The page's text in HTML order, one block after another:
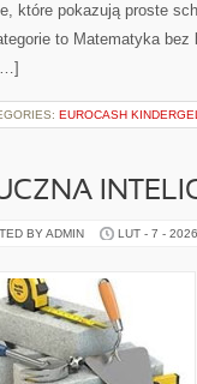
które pokazują proste
to Matematyka
EUROCASH
BY ADMIN LUT - 7 - 2026